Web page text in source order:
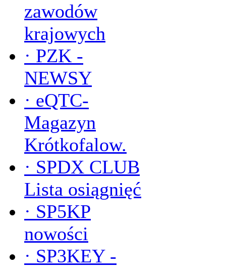
zawodów
krajowych
· PZK -
NEWSY
· eQTC-
Magazyn
Krótkofalow.
· SPDX CLUB
Lista osiągnięć
· SP5KP
nowości
· SP3KEY -